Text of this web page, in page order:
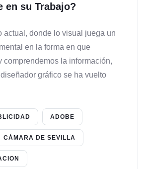
en su Trabajo?
actual, donde lo visual juega un
en la forma en que
comprendemos la información,
gráfico se ha vuelto
ADOBE
CÁMARA DE SEVILLA